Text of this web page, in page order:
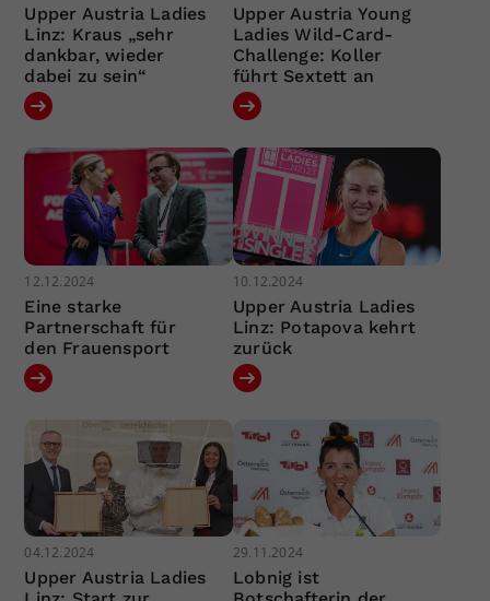
Upper Austria Ladies
Linz: Kraus „sehr
dankbar, wieder
dabei zu sein“
Upper Austria Young
Ladies Wild-Card-
Challenge: Koller
führt Sextett an
12.12.2024
Eine starke
Partnerschaft für
den Frauensport
10.12.2024
Upper Austria Ladies
Linz: Potapova kehrt
zurück
04.12.2024
Upper Austria Ladies
29.11.2024
Lobnig ist